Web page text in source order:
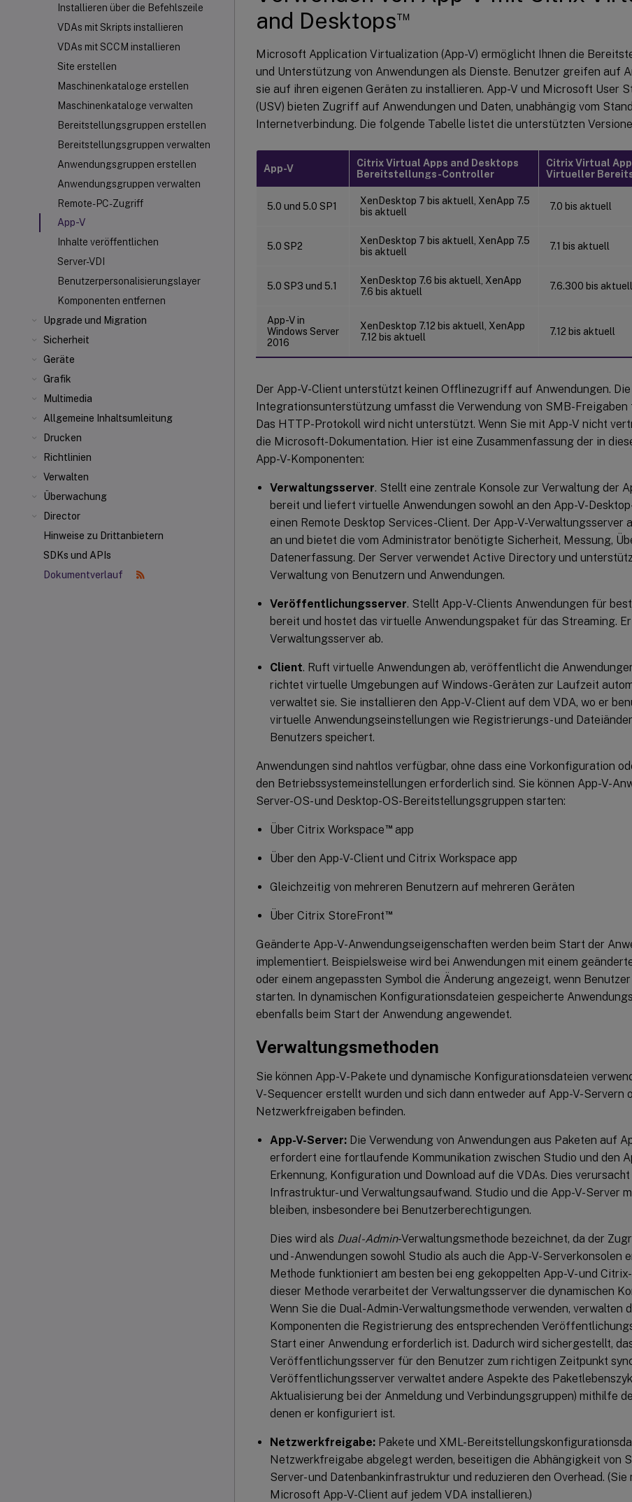
Installieren über die Befehlszeile
VDAs mit Skripts installieren
VDAs mit SCCM installieren
Site erstellen
Maschinenkataloge erstellen
Maschinenkataloge verwalten
Bereitstellungsgruppen erstellen
Bereitstellungsgruppen verwalten
Anwendungsgruppen erstellen
Anwendungsgruppen verwalten
Remote-PC-Zugriff
App-V
Inhalte veröffentlichen
Server-VDI
Benutzerpersonalisierungslayer
Komponenten entfernen
Upgrade und Migration
Sicherheit
Geräte
Grafik
Multimedia
Allgemeine Inhaltsumleitung
Drucken
Richtlinien
Verwalten
Überwachung
Director
Hinweise zu Drittanbietern
SDKs und APIs
Dokumentverlauf
and Desktops™
Microsoft Application Virtualization (App-V) ermöglicht Ihnen die
und Unterstützung von Anwendungen als Dienste. Benutzer greifen auf
sie auf ihren eigenen Geräten zu installieren. App-V und Microsoft User
(USV) bieten Zugriff auf Anwendungen und Daten, unabhängig vom
Internetverbindung. Die folgende Tabelle listet die unterstützten
App-V
Citrix Virtual Apps and Desktops
Bereitstellungs-Controller
Citrix Virtual
Virtueller
5.0 und 5.0 SP1
XenDesktop 7 bis aktuell, XenApp 7.5
bis aktuell
7.0 bis aktuell
5.0 SP2
XenDesktop 7 bis aktuell, XenApp 7.5
bis aktuell
7.1 bis aktuell
5.0 SP3 und 5.1
XenDesktop 7.6 bis aktuell, XenApp
7.6 bis aktuell
7.6.300 bis aktuell
App-V in
Windows Server
2016
XenDesktop 7.12 bis aktuell, XenApp
7.12 bis aktuell
7.12 bis aktuell
Der App-V-Client unterstützt keinen Offlinezugriff auf Anwendungen. Die
Integrationsunterstützung umfasst die Verwendung von SMB-Freigaben
Das HTTP-Protokoll wird nicht unterstützt. Wenn Sie mit App-V nicht
die Microsoft-Dokumentation. Hier ist eine Zusammenfassung der in
App-V-Komponenten:
Verwaltungsserver. Stellt eine zentrale Konsole zur Verwaltung der
bereit und liefert virtuelle Anwendungen sowohl an den App-V-
einen Remote Desktop Services-Client. Der App-V-
an und bietet die vom Administrator benötigte Sicherheit, Messung,
Datenerfassung. Der Server verwendet Active Directory und
Verwaltung von Benutzern und Anwendungen.
Veröffentlichungsserver. Stellt App-V-Clients Anwendungen für
bereit und hostet das virtuelle Anwendungspaket für das Streaming.
Verwaltungsserver ab.
Client. Ruft virtuelle Anwendungen ab, veröffentlicht die
richtet virtuelle Umgebungen auf Windows-Geräten zur Laufzeit
verwaltet sie. Sie installieren den App-V-Client auf dem VDA, wo er
virtuelle Anwendungseinstellungen wie Registrierungs- und
Benutzers speichert.
Anwendungen sind nahtlos verfügbar, ohne dass eine Vorkonfiguration
den Betriebssystemeinstellungen erforderlich sind. Sie können App-V-
Server-OS- und Desktop-OS-Bereitstellungsgruppen starten:
Über Citrix Workspace™app
Über den App-V-Client und Citrix Workspace app
Gleichzeitig von mehreren Benutzern auf mehreren Geräten
Über Citrix StoreFront™
Geänderte App-V-Anwendungseigenschaften werden beim Start der
implementiert. Beispielsweise wird bei Anwendungen mit einem
oder einem angepassten Symbol die Änderung angezeigt, wenn
starten. In dynamischen Konfigurationsdateien gespeicherte
ebenfalls beim Start der Anwendung angewendet.
Verwaltungsmethoden
Sie können App-V-Pakete und dynamische Konfigurationsdateien
V-Sequencer erstellt wurden und sich dann entweder auf App-V-Servern
Netzwerkfreigaben befinden.
App-V-Server: Die Verwendung von Anwendungen aus Paketen auf
erfordert eine fortlaufende Kommunikation zwischen Studio und den
Erkennung, Konfiguration und Download auf die VDAs. Dies
Infrastruktur- und Verwaltungsaufwand. Studio und die App-V-Server
bleiben, insbesondere bei Benutzerberechtigungen.
Dies wird als Dual-Admin-Verwaltungsmethode bezeichnet, da der
und -Anwendungen sowohl Studio als auch die App-V-Serverkonsolen
Methode funktioniert am besten bei eng gekoppelten App-V- und
dieser Methode verarbeitet der Verwaltungsserver die dynamischen
Wenn Sie die Dual-Admin-Verwaltungsmethode verwenden, verwalten
Komponenten die Registrierung des entsprechenden
Start einer Anwendung erforderlich ist. Dadurch wird sichergestellt,
Veröffentlichungsserver für den Benutzer zum richtigen Zeitpunkt
Veröffentlichungsserver verwaltet andere Aspekte des
Aktualisierung bei der Anmeldung und Verbindungsgruppen) mithilfe
denen er konfiguriert ist.
Netzwerkfreigabe: Pakete und XML-
Netzwerkfreigabe abgelegt werden, beseitigen die Abhängigkeit von
Server- und Datenbankinfrastruktur und reduzieren den Overhead. (Sie
Microsoft App-V-Client auf jedem VDA installieren.)